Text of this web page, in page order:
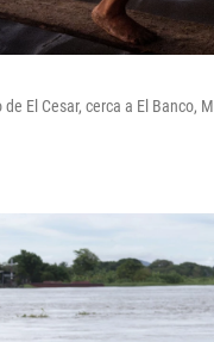
El Cesar, cerca a El Banco,